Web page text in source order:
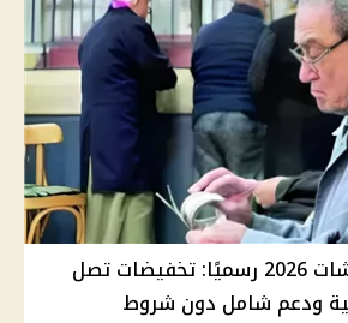
مزايا أصحاب المعاشات 2026 رسميًا: تخفيضات تصل